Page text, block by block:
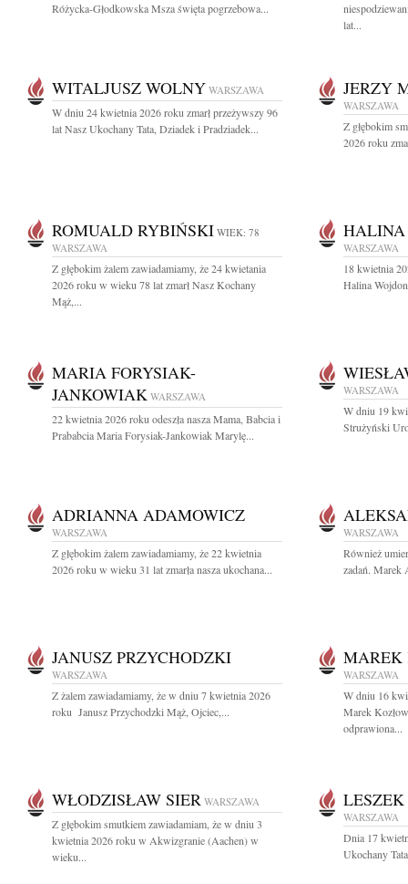
Różycka-Głodkowska Msza święta pogrzebowa...
lat...
WITALJUSZ WOLNY WARSZAWA
W dniu 24 kwietnia 2026 roku zmarł przeżywszy 96
lat Nasz Ukochany Tata, Dziadek i Pradziadek...
JERZY
WARSZAWA
Z głębokim
2026 roku
ROMUALD RYBIŃSKI WIEK: 78
WARSZAWA
Z głębokim żalem zawiadamiamy, że 24 kwietania
2026 roku w wieku 78 lat zmarł Nasz Kochany
Mąż,...
HALINA
WARSZAWA
18 kwietnia
Halina
MARIA FORYSIAK-
JANKOWIAK WARSZAWA
22 kwietnia 2026 roku odeszła nasza Mama, Babcia i
Prababcia Maria Forysiak-Jankowiak Marylę...
WARSZAWA
W dniu 19
Strużyński
ADRIANNA ADAMOWICZ
WARSZAWA
Z głębokim żalem zawiadamiamy, że 22 kwietnia
2026 roku w wieku 31 lat zmarła nasza ukochana...
WARSZAWA
Również
zadań. Marek
JANUSZ PRZYCHODZKI
WARSZAWA
Z żalem zawiadamiamy, że w dniu 7 kwietnia 2026
roku Janusz Przychodzki Mąż, Ojciec,...
MAREK
WARSZAWA
W dniu 16
Marek
odprawiona...
WŁODZISŁAW SIER WARSZAWA
Z głębokim smutkiem zawiadamiam, że w dniu 3
kwietnia 2026 roku w Akwizgranie (Aachen) w
wieku...
WARSZAWA
Dnia 17
Ukochany